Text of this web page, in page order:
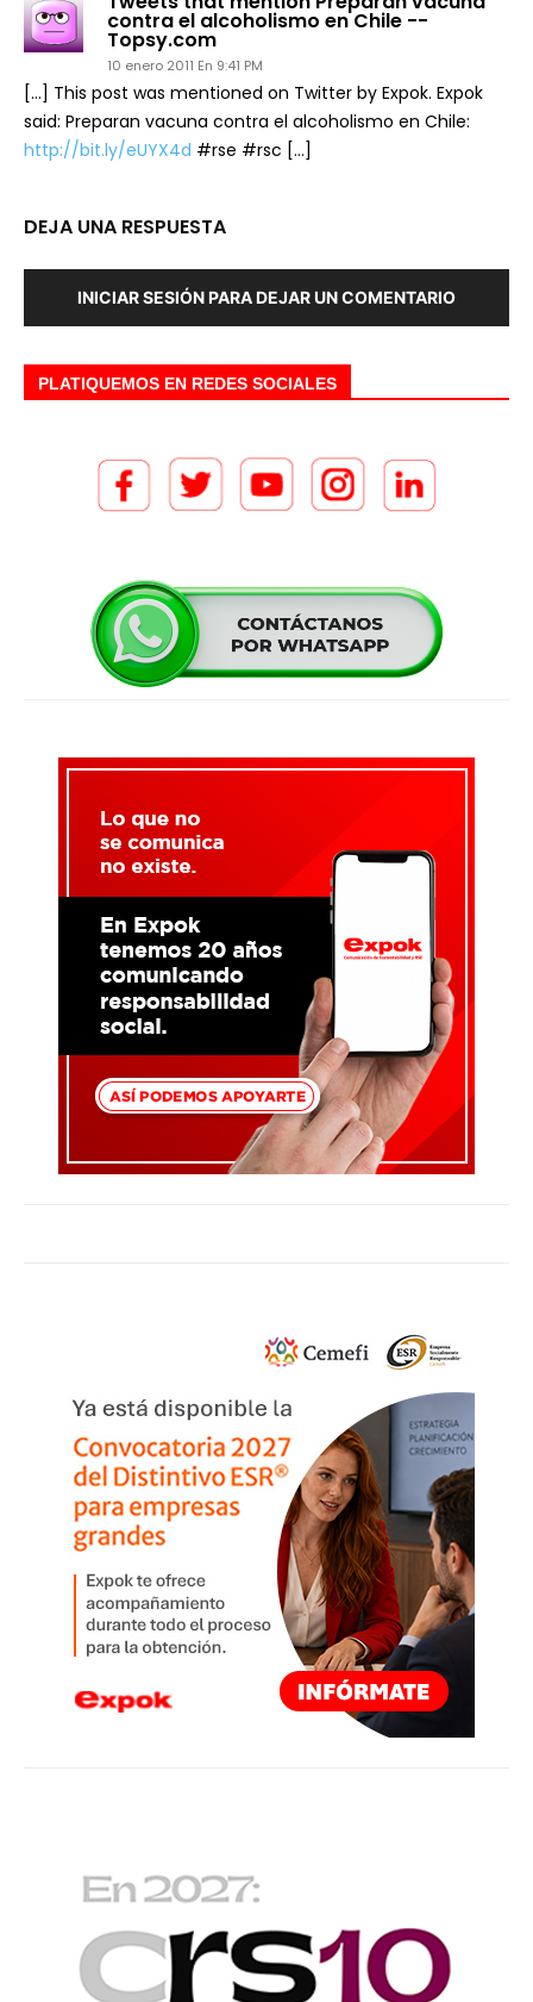
contra el alcoholismo en Chile --
Topsy.com
10 enero 2011 En 9:41 PM
[…] This post was mentioned on Twitter by Expok. Expok
said: Preparan vacuna contra el alcoholismo en Chile:
http://bit.ly/eUYX4d #rse #rsc […]
DEJA UNA RESPUESTA
INICIAR SESIÓN PARA DEJAR UN COMENTARIO
PLATIQUEMOS EN REDES SOCIALES